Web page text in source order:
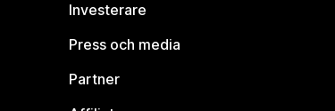
Investerare
Press och media
Partner